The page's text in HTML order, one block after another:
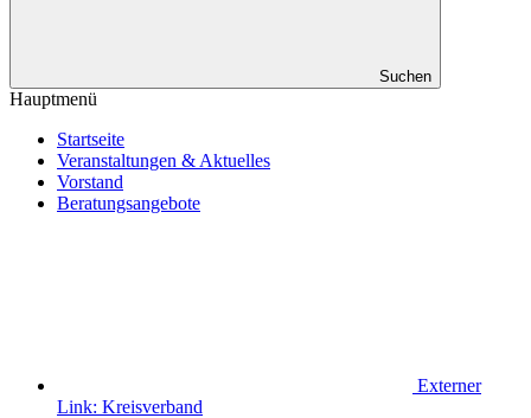
Suchen
Hauptmenü
Startseite
Veranstaltungen & Aktuelles
Vorstand
Beratungsangebote
Externer
Link: Kreisverband